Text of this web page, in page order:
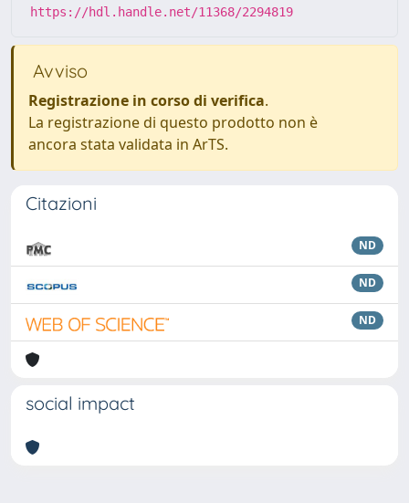
https://hdl.handle.net/11368/2294819
Avviso
Registrazione in corso di verifica.
La registrazione di questo prodotto non è
ancora stata validata in ArTS.
Citazioni
ND
ND
ND
social impact